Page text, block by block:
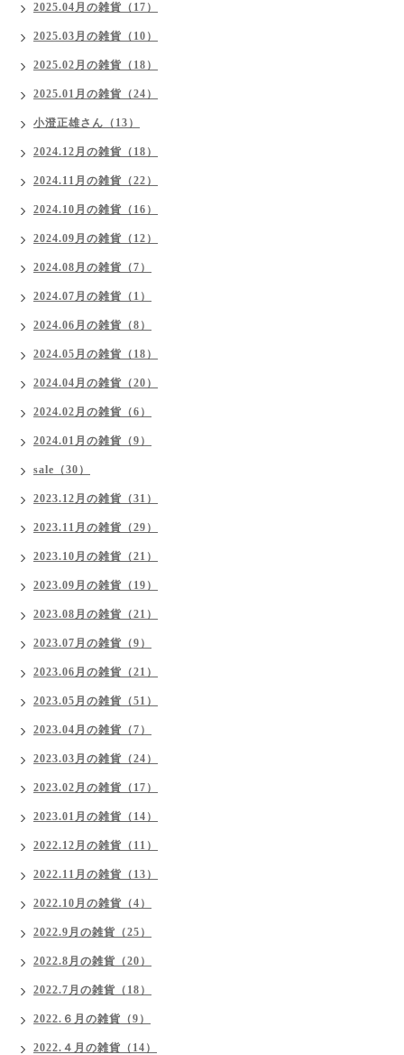
2025.04月の雑貨（17）
2025.03月の雑貨（10）
2025.02月の雑貨（18）
2025.01月の雑貨（24）
小澄正雄さん（13）
2024.12月の雑貨（18）
2024.11月の雑貨（22）
2024.10月の雑貨（16）
2024.09月の雑貨（12）
2024.08月の雑貨（7）
2024.07月の雑貨（1）
2024.06月の雑貨（8）
2024.05月の雑貨（18）
2024.04月の雑貨（20）
2024.02月の雑貨（6）
2024.01月の雑貨（9）
sale（30）
2023.12月の雑貨（31）
2023.11月の雑貨（29）
2023.10月の雑貨（21）
2023.09月の雑貨（19）
2023.08月の雑貨（21）
2023.07月の雑貨（9）
2023.06月の雑貨（21）
2023.05月の雑貨（51）
2023.04月の雑貨（7）
2023.03月の雑貨（24）
2023.02月の雑貨（17）
2023.01月の雑貨（14）
2022.12月の雑貨（11）
2022.11月の雑貨（13）
2022.10月の雑貨（4）
2022.9月の雑貨（25）
2022.8月の雑貨（20）
2022.7月の雑貨（18）
2022.６月の雑貨（9）
2022.４月の雑貨（14）